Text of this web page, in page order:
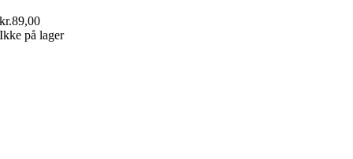
kr.89,00
Ikke på lager